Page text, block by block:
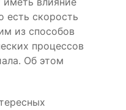
есть скорость
из способов
процессов
Об этом